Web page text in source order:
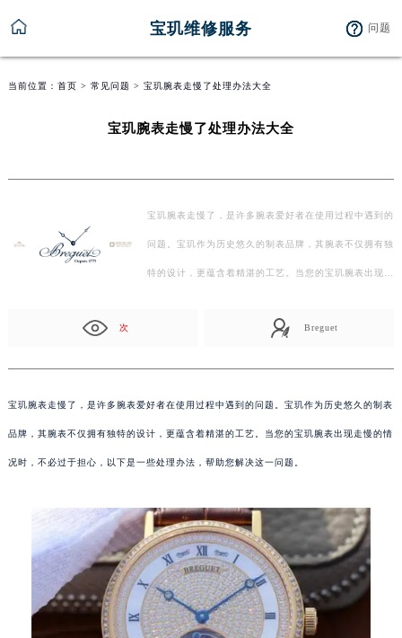
宝玑维修服务 问题
当前位置： 首页 > 常见问题 > 宝玑腕表走慢了处理办法大全
宝玑腕表走慢了处理办法大全
宝玑腕表走慢了，是许多腕表爱好者在使用过程中遇到的
问题。宝玑作为历史悠久的制表品牌，其腕表不仅拥有独
特的设计，更蕴含着精湛的工艺。当您的宝玑腕表出现…
次 Breguet
宝玑腕表走慢了，是许多腕表爱好者在使用过程中遇到的问题。宝玑作为历史悠久的制表
品牌，其腕表不仅拥有独特的设计，更蕴含着精湛的工艺。当您的宝玑腕表出现走慢的情
况时，不必过于担心，以下是一些处理办法，帮助您解决这一问题。